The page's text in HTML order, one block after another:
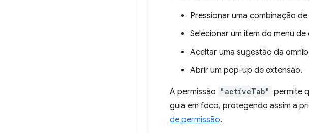
Pressionar uma combinação
Selecionar um item do menu
Aceitar uma sugestão da
Abrir um pop-up de extensão.
A permissão "activeTab" permite
guia em foco, protegendo assim a
de permissão.